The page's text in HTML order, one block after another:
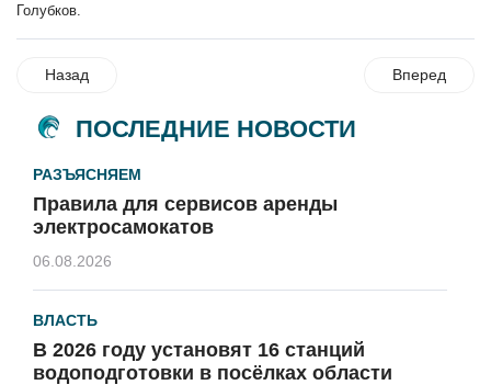
Голубков.
Назад Вперед
ПОСЛЕДНИЕ НОВОСТИ
РАЗЪЯСНЯЕМ
Правила для сервисов аренды
электросамокатов
06.08.2026
ВЛАСТЬ
В 2026 году установят 16 станций
водоподготовки в посёлках области